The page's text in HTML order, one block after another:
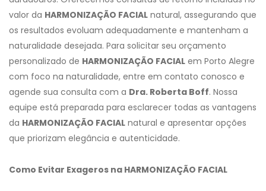
valor da HARMONIZAÇÃO FACIAL natural, assegurando que
os resultados evoluam adequadamente e mantenham a
naturalidade desejada. Para solicitar seu orçamento
personalizado de HARMONIZAÇÃO FACIAL em Porto Alegre
com foco na naturalidade, entre em contato conosco e
agende sua consulta com a Dra. Roberta Boff. Nossa
equipe está preparada para esclarecer todas as vantagens
da HARMONIZAÇÃO FACIAL natural e apresentar opções
que priorizam elegância e autenticidade.
Como Evitar Exageros na HARMONIZAÇÃO FACIAL